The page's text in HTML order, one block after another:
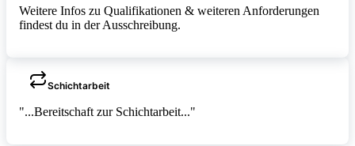
Weitere Infos zu Qualifikationen & weiteren Anforderungen
findest du in der Ausschreibung.
Schichtarbeit
"...Bereitschaft zur Schichtarbeit..."